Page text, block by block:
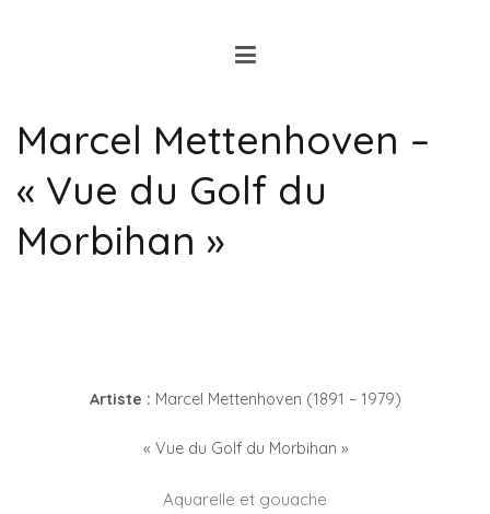
Marcel Mettenhoven –
« Vue du Golf du
Morbihan »
Artiste : Marcel Mettenhoven (1891 – 1979)
« Vue du Golf du Morbihan »
Aquarelle et gouache